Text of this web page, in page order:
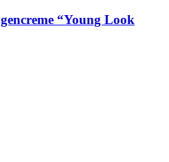
“Young Look